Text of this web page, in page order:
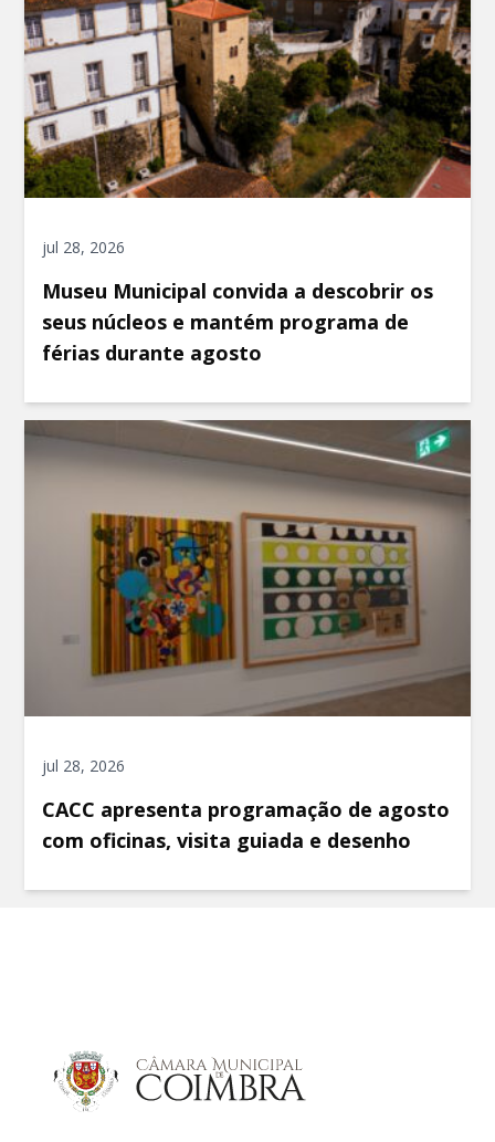
jul 28, 2026
Museu Municipal convida a descobrir os
seus núcleos e mantém programa de
férias durante agosto
jul 28, 2026
CACC apresenta programação de agosto
com oficinas, visita guiada e desenho